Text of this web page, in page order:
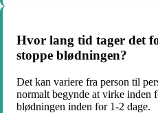
Hvor lang tid tager det
stoppe blødningen?
Det kan variere fra person til
normalt begynde at virke inden
blødningen inden for 1-2 dage.